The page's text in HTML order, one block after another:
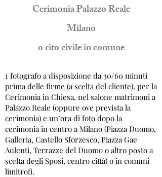
Cerimonia Palazzo Reale
Milano
o rito civile in comune
1 fotografo a disposizione da 30/60 minuti
prima delle firme (a scelta del cliente), per la
Cerimonia in Chiesa, nel salone matrimoni a
Palazzo Reale (oppure ove prevista la
cerimonia) e un’ora di foto dopo la
cerimonia in centro a Milano (Piazza Duomo,
Galleria, Castello Sforzesco, Piazza Gae
Aulenti, Terrazze del Duomo o altro posto a
scelta degli Sposi, centro città) o in comuni
limitrofi.